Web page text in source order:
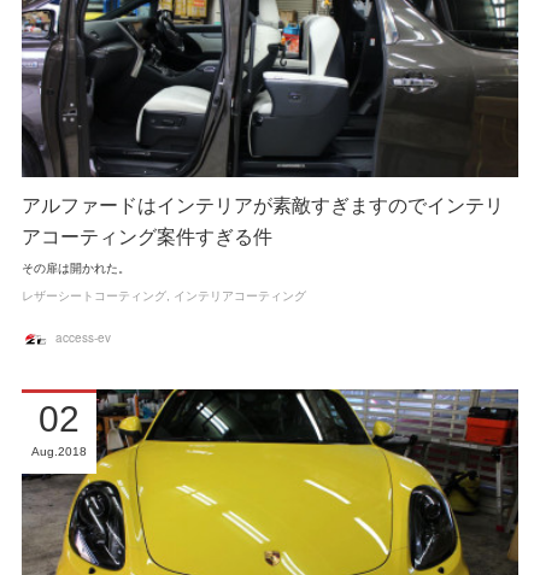
アルファードはインテリアが素敵すぎますのでインテリ
アコーティング案件すぎる件
その扉は開かれた。
レザーシートコーティング インテリアコーティング
access-ev
02
Aug 2018